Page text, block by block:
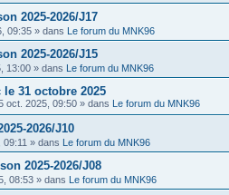
2025-2026/J17
09:35 » dans Le forum du MNK96
2025-2026/J15
13:00 » dans Le forum du MNK96
31 octobre 2025
oct. 2025, 09:50 » dans Le forum du MNK96
2026/J10
» dans Le forum du MNK96
2025-2026/J08
08:53 » dans Le forum du MNK96